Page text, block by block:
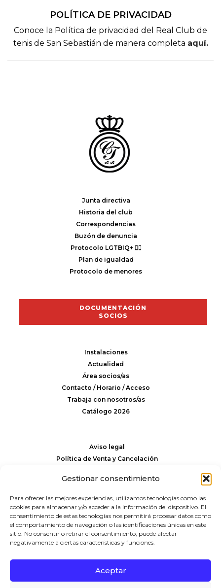
Gestionar consentimiento
Para ofrecer las mejores experiencias, utilizamos tecnologías como las
cookies para almacenar y/o acceder a la información del dispositivo. El
consentimiento de estas tecnologías nos permitirá procesar datos como
el comportamiento de navegación o las identificaciones únicas en este
sitio. No consentir o retirar el consentimiento, puede afectar
negativamente a ciertas características y funciones.
Aceptar
POLÍTICA DE PRIVACIDAD
Conoce la Política de privacidad del Real Club de
tenis de San Sebastián de manera completa aquí.
Junta directiva
Historia del club
Correspondencias
Buzón de denuncia
Protocolo LGTBIQ+ 🏳️‍🌈
Plan de igualdad
Protocolo de menores
DOCUMENTACIÓN
SOCIOS
Instalaciones
Actualidad
Área socios/as
Contacto / Horario / Acceso
Trabaja con nosotros/as
Catálogo 2026
Aviso legal
Política de Venta y Cancelación
Pº Eduardo Chillida 9
20008 San Sebastián
943 21 59 81
rctss@rctss.com